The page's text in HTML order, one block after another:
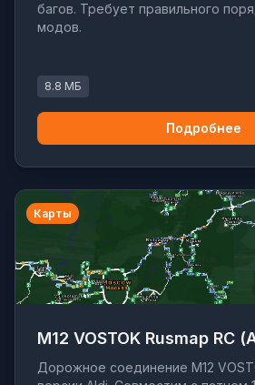
багов. Требует правильного
модов.
8.8 МБ
Подробнее
Карты
M12 VOSTOK Rusmap RC
Дорожное соединение M12